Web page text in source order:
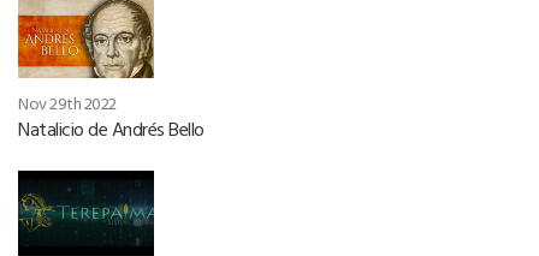
Nov 29th 2022
Natalicio de Andrés Bello